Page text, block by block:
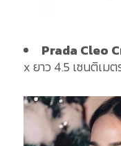
Prada Cleo
x ยาว 4.5 เซนติเม